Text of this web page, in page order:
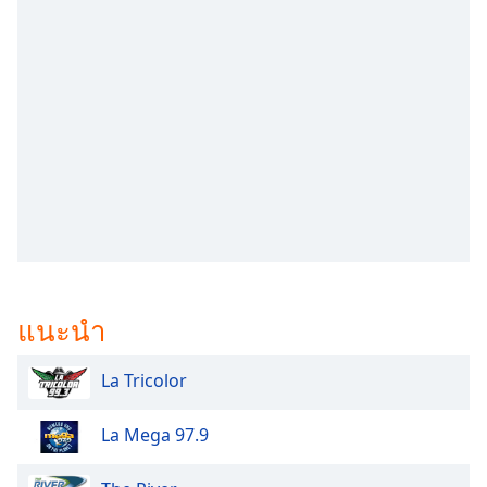
modal
window.
Beginning
แนะนำ
La Tricolor
La Mega 97.9